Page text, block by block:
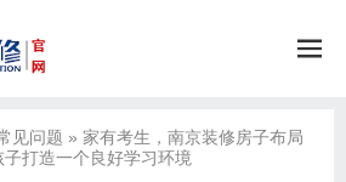
见问题 » 家有考生，南京装修房子布局
打造一个良好学习环境